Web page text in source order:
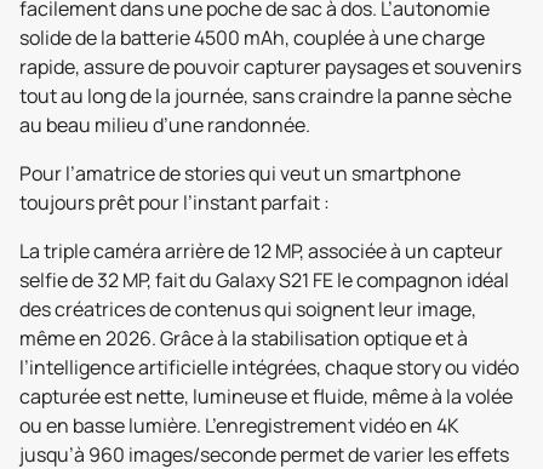
facilement dans une poche de sac à dos. L’autonomie
solide de la batterie 4500 mAh, couplée à une charge
rapide, assure de pouvoir capturer paysages et souvenirs
tout au long de la journée, sans craindre la panne sèche
au beau milieu d’une randonnée.
Pour l’amatrice de stories qui veut un smartphone
toujours prêt pour l’instant parfait :
La triple caméra arrière de 12 MP, associée à un capteur
selfie de 32 MP, fait du Galaxy S21 FE le compagnon idéal
des créatrices de contenus qui soignent leur image,
même en 2026. Grâce à la stabilisation optique et à
l’intelligence artificielle intégrées, chaque story ou vidéo
capturée est nette, lumineuse et fluide, même à la volée
ou en basse lumière. L’enregistrement vidéo en 4K
jusqu’à 960 images/seconde permet de varier les effets